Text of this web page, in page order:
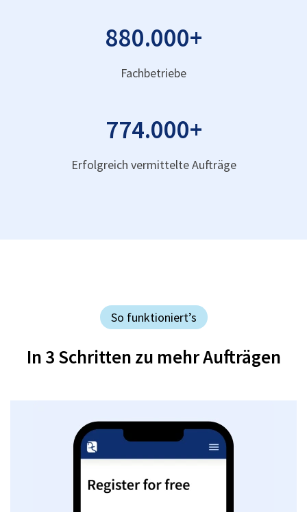
880.000+
Fachbetriebe
774.000+
Erfolgreich vermittelte Aufträge
So funktioniert’s
In 3 Schritten zu mehr Aufträgen